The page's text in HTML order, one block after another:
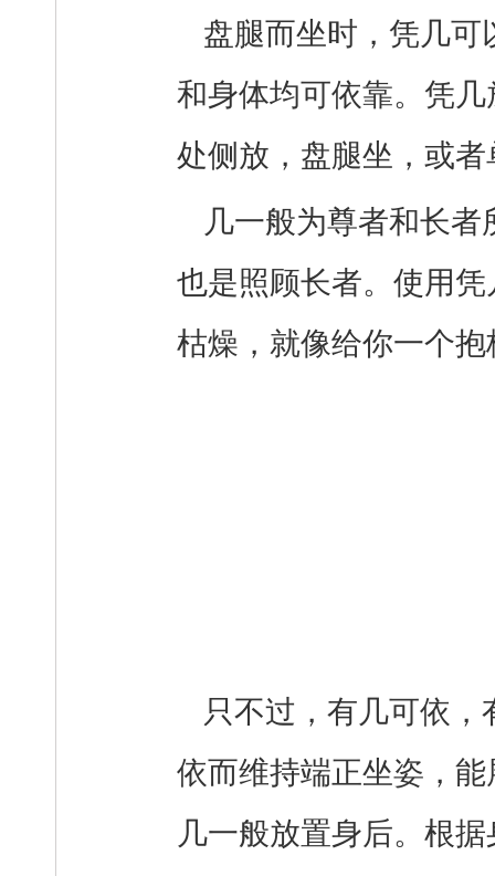
盘腿而坐时，凭几
和身体均可依靠。凭
处侧放，盘腿坐，或
几一般为尊者和长
也是照顾长者。使用
枯燥，就像给你一个
只不过，有几可依
依而维持端正坐姿，
几一般放置身后。根